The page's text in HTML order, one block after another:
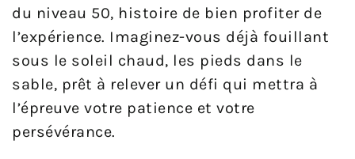
du niveau 50, histoire de bien profiter de
l’expérience. Imaginez-vous déjà fouillant
sous le soleil chaud, les pieds dans le
sable, prêt à relever un défi qui mettra à
l’épreuve votre patience et votre
persévérance.